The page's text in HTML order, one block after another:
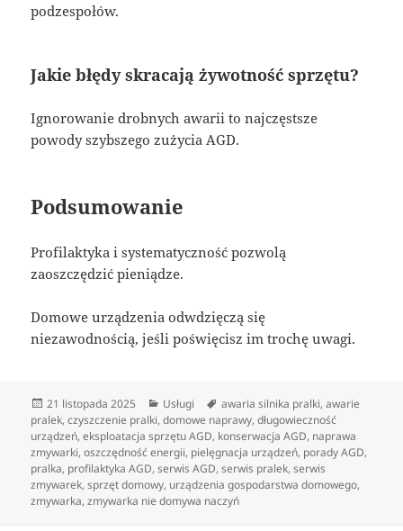
podzespołów.
Jakie błędy skracają żywotność sprzętu?
Ignorowanie drobnych awarii to najczęstsze
powody szybszego zużycia AGD.
Podsumowanie
Profilaktyka i systematyczność pozwolą
zaoszczędzić pieniądze.
Domowe urządzenia odwdzięczą się
niezawodnością, jeśli poświęcisz im trochę uwagi.
Data
publikacji
21 listopada 2025 Kategorie
Usługi Tagi
awaria silnika pralki,awarie
pralek,czyszczenie pralki,domowe naprawy,długowieczność
urządzeń,eksploatacja sprzętu AGD, konserwacja AGD, naprawa
zmywarki,oszczędność energii, pielęgnacja urządzeń, porady AGD,
pralka, profilaktyka AGD,serwis AGD,serwis pralek,serwis
zmywarek,sprzęt domowy, urządzenia gospodarstwa domowego,
zmywarka,zmywarka nie domywa naczyń